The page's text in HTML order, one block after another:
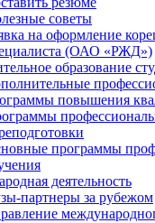
советы
на оформление
(ОАО «РЖД»)
образование
повышения
программы
деятельность
партнеры за рубежом